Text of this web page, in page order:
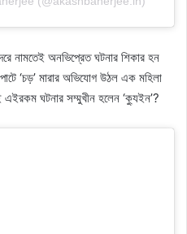
নামতেই অনভিপ্রেত ঘটনার শিকার হন
‘চড়’ মারার অভিযোগ উঠল এক মহিলা
ঘটনার সম্মুখীন হলেন ‘ক্যুইন’?